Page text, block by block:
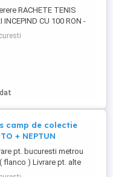
RACHETE TENIS
INCEPIND CU 100 RON -
racheta tenis camp -
KING racheta tenis camp
JUNIOR 23 racheta tenis
ROLAND GARROS.
- HEAD AGASSI
tenis camp - OLYMPIAN
racheta ...
camp de colectie
+ NEPTUN
pt. bucuresti metrou
flanco ) Livrare pt. alte
in avans 50 ron -